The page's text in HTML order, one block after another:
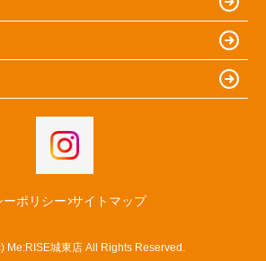
ポリシー サイトマップ
Me:RISE城東店 All Rights Reserved.